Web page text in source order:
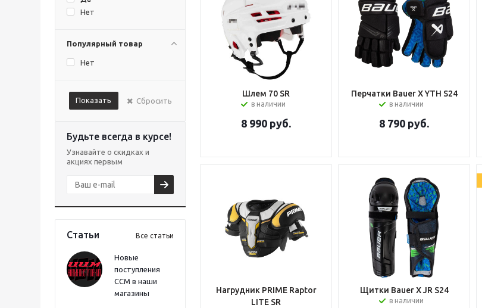
Нет
Популярный товар
Нет
Показать Сбросить
Будьте всегда в курсе!
Узнавайте о скидках и
акциях первым
Статьи Все статьи
Новые
поступления
CCM в наши
магазины
Шлем 70 SR
в наличии
8 990 руб.
Перчатки Bauer X YTH S24
в наличии
8 790 руб.
Нагрудник PRIME Raptor
LITE SR
Щитки Bauer X JR S24
в наличии